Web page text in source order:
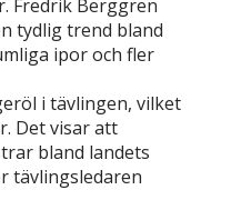
Fredrik Berggren
tydlig trend bland
ipor och fler
i tävlingen, vilket
Det visar att
bland landets
tävlingsledaren